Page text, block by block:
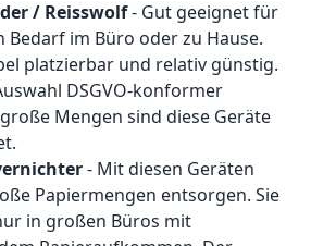
/ Reisswolf- Gut geeignet für
Bedarf im Büro oder zu Hause.
platzierbar und relativ günstig.
DSGVO-konformer
Mengen sind diese Geräte
- Mit diesen Geräten
Papiermengen entsorgen. Sie
in großen Büros mit